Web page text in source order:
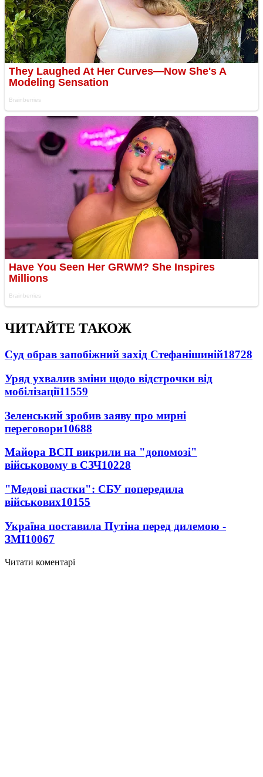
ЧИТАЙТЕ ТАКОЖ
Суд обрав запобіжний захід Стефанішиній18728
Уряд ухвалив зміни щодо відстрочки від
мобілізації11559
Зеленський зробив заяву про мирні
переговори10688
Майора ВСП викрили на "допомозі"
військовому в СЗЧ10228
"Медові пастки": СБУ попередила
військових10155
Україна поставила Путіна перед дилемою -
ЗМІ10067
Читати коментарі